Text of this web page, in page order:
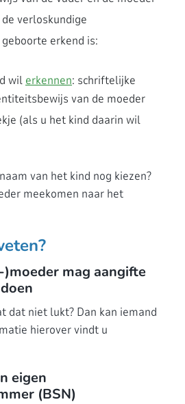
verloskundige
erkend is:
wil erkennen: schriftelijke
van de moeder
(als u het kind daarin wil
van het kind nog kiezen?
meekomen naar het
mag aangifte
dat niet lukt? Dan kan iemand
hierover vindt u
eigen
(BSN)